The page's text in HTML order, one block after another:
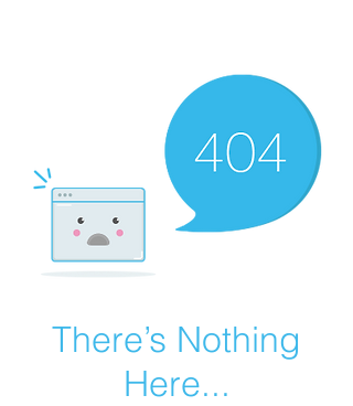
There’s Nothing
Here...